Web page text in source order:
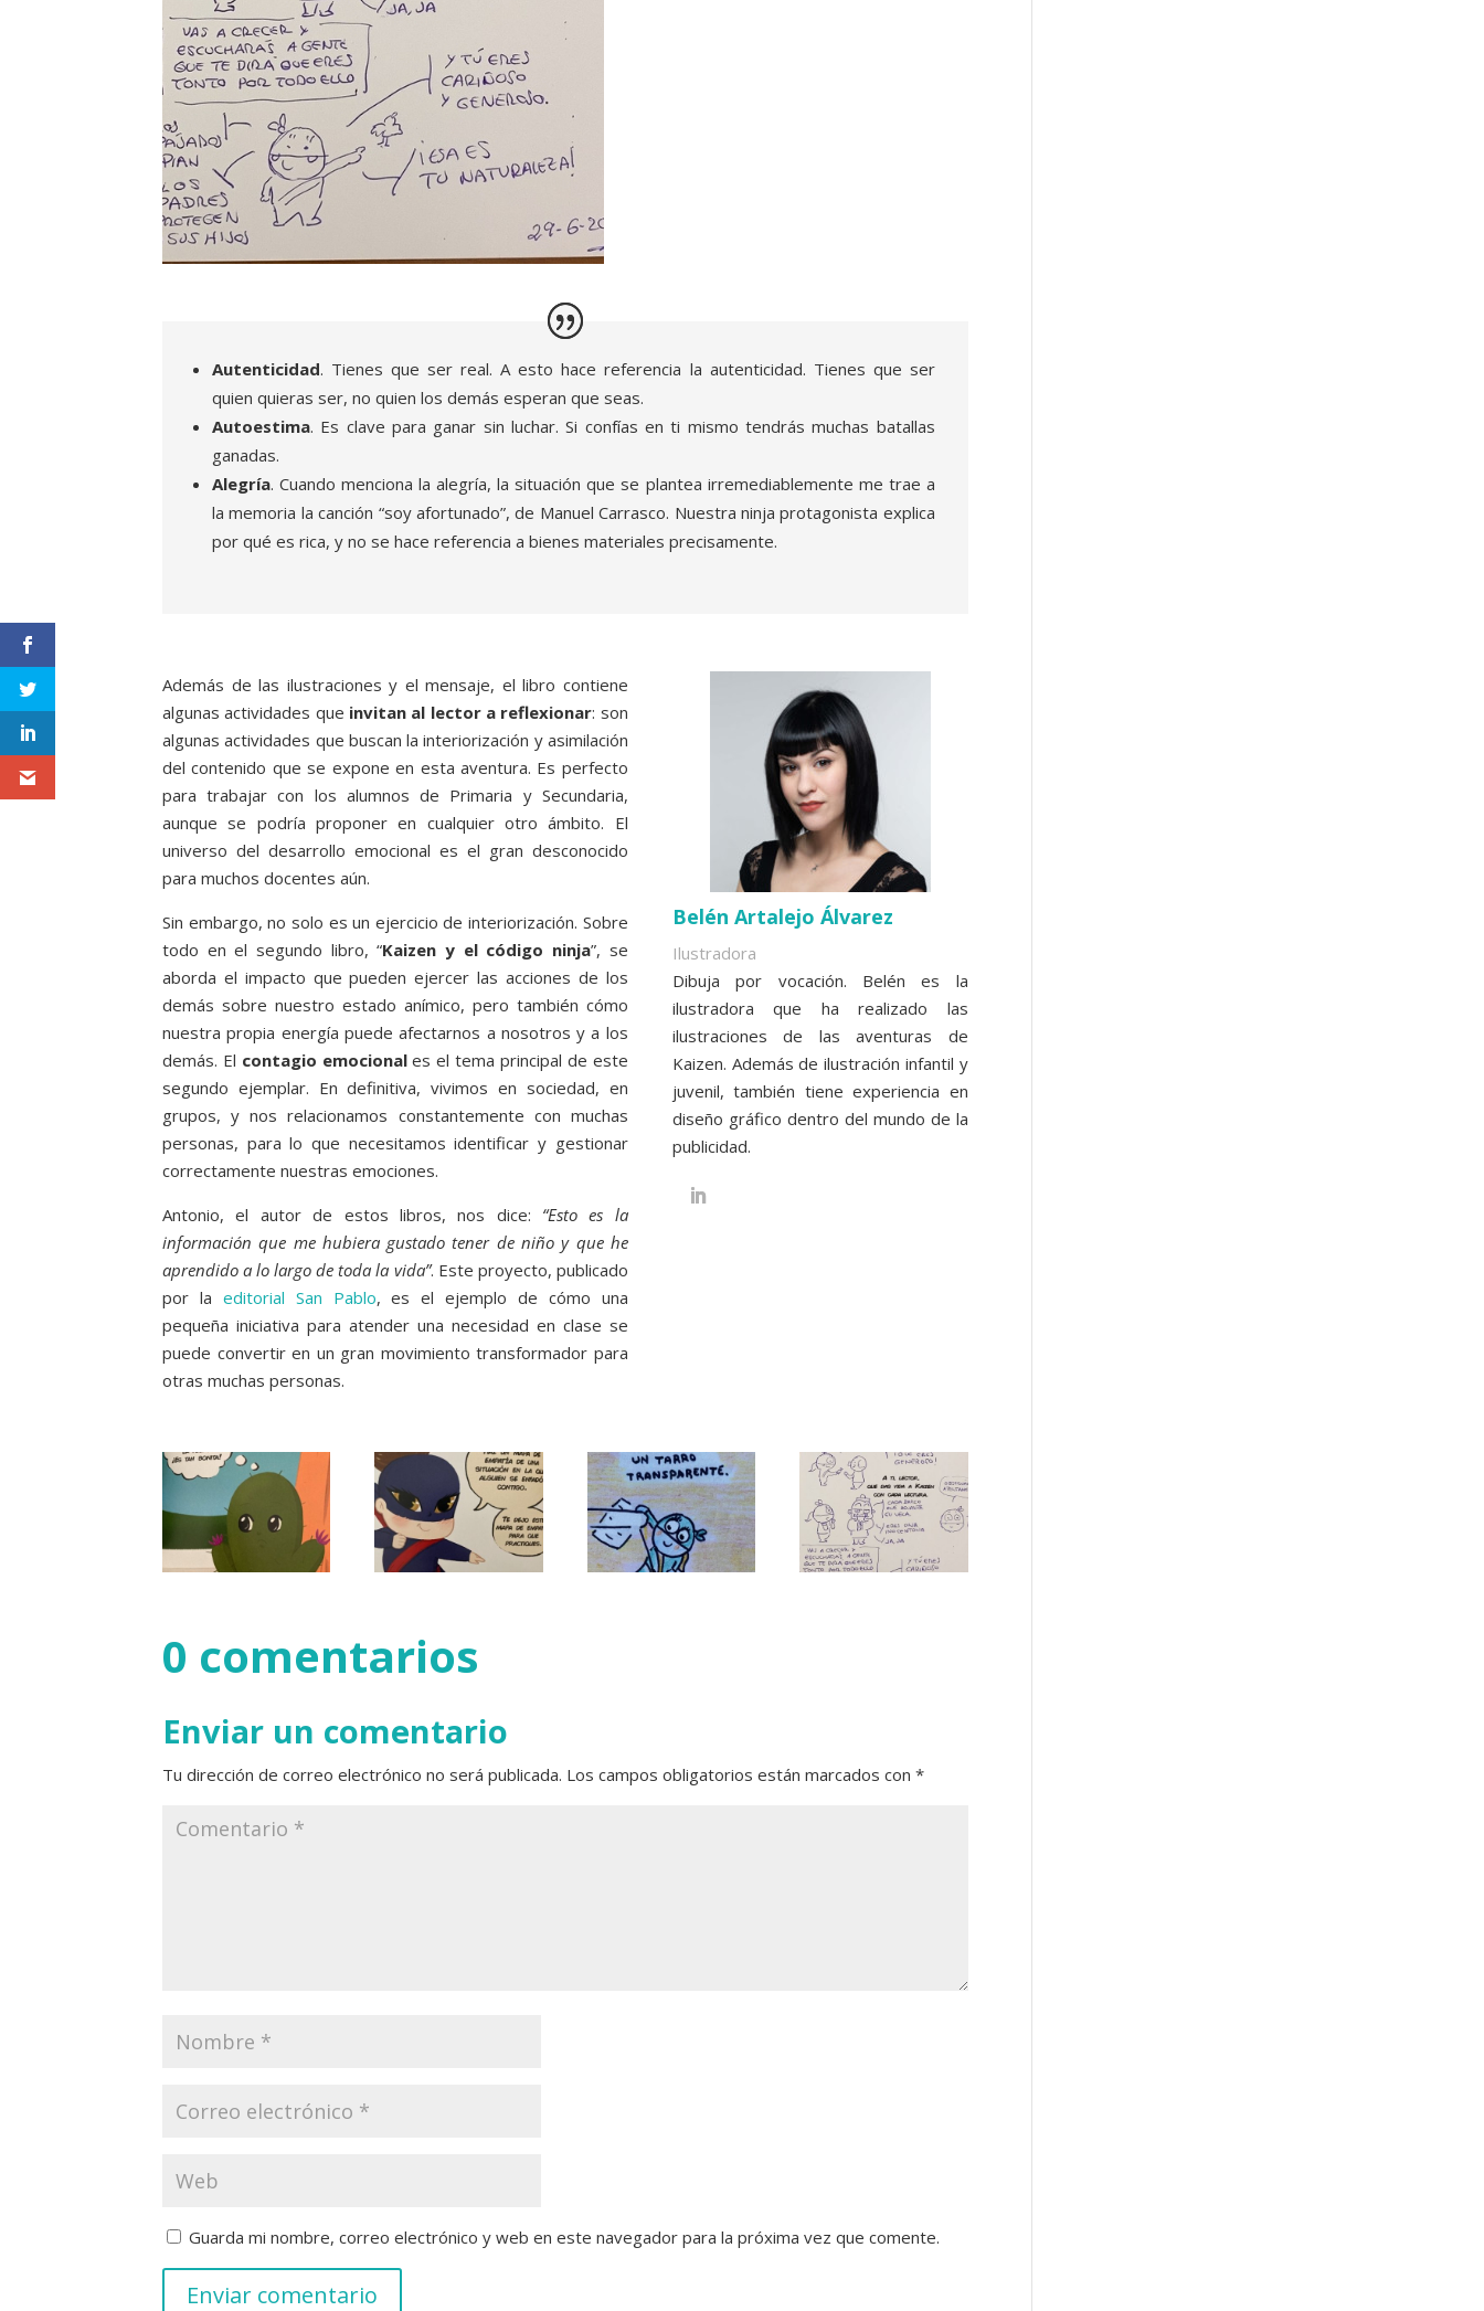
Autenticidad. Tienes que ser real. A esto hace referencia la autenticidad. Tienes que ser
quien quieras ser, no quien los demás esperan que seas.
Autoestima. Es clave para ganar sin luchar. Si confías en ti mismo tendrás muchas batallas
ganadas.
Alegría. Cuando menciona la alegría, la situación que se plantea irremediablemente me trae a
la memoria la canción “soy afortunado”, de Manuel Carrasco. Nuestra ninja protagonista explica
por qué es rica, y no se hace referencia a bienes materiales precisamente.
Además de las ilustraciones y el mensaje, el libro contiene
algunas actividades que invitan al lector a reflexionar: son
algunas actividades que buscan la interiorización y asimilación
del contenido que se expone en esta aventura. Es perfecto
para trabajar con los alumnos de Primaria y Secundaria,
aunque se podría proponer en cualquier otro ámbito. El
universo del desarrollo emocional es el gran desconocido
para muchos docentes aún.
Sin embargo, no solo es un ejercicio de interiorización. Sobre
todo en el segundo libro, “Kaizen y el código ninja”, se
aborda el impacto que pueden ejercer las acciones de los
demás sobre nuestro estado anímico, pero también cómo
nuestra propia energía puede afectarnos a nosotros y a los
demás. El contagio emocionales el tema principal de este
segundo ejemplar. En definitiva, vivimos en sociedad, en
grupos, y nos relacionamos constantemente con muchas
personas, para lo que necesitamos identificar y gestionar
correctamente nuestras emociones.
Antonio, el autor de estos libros, nos dice: “Esto es la
información que me hubiera gustado tener de niño y que he
aprendido a lo largo de toda la vida”. Este proyecto, publicado
por la editorial San Pablo, es el ejemplo de cómo una
pequeña iniciativa para atender una necesidad en clase se
puede convertir en un gran movimiento transformador para
otras muchas personas.
Belén Artalejo Álvarez
Ilustradora
Dibuja por vocación. Belén es la
ilustradora que ha realizado las
ilustraciones de las aventuras de
Kaizen. Además de ilustración infantil y
juvenil, también tiene experiencia en
diseño gráfico dentro del mundo de la
publicidad.
0 comentarios
Enviar un comentario
Tu dirección de correo electrónico no será publicada. Los campos obligatorios están marcados con *
Guarda mi nombre, correo electrónico y web en este navegador para la próxima vez que comente.
Enviar comentario